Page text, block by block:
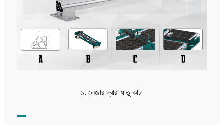
১. লেজার দ্বারা ধাতু কাটা